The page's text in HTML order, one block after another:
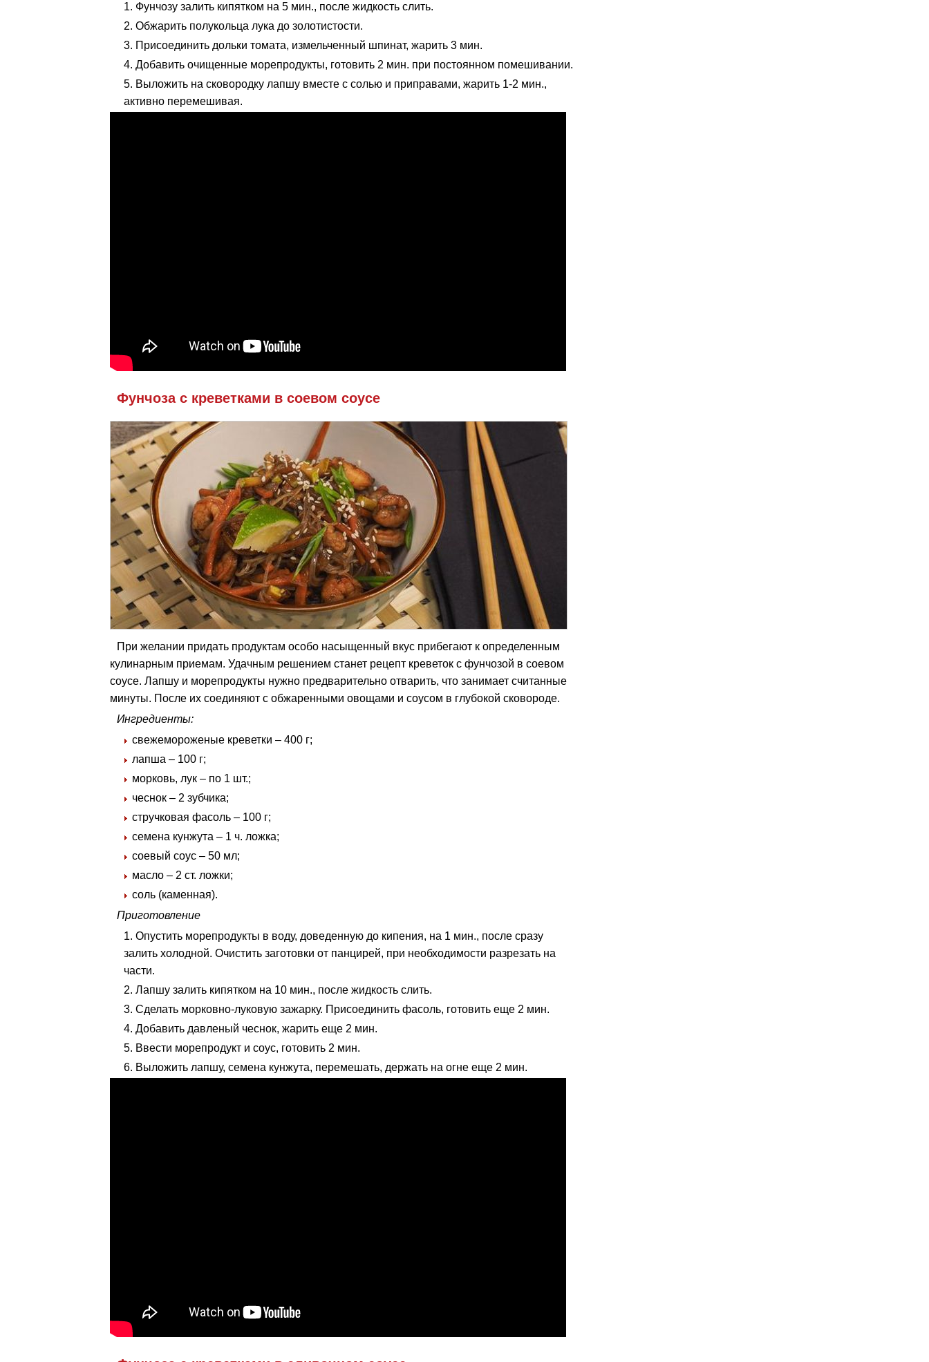
Фунчозу залить кипятком на 5 мин., после жидкость слить.
Обжарить полукольца лука до золотистости.
Присоединить дольки томата, измельченный шпинат, жарить 3 мин.
Добавить очищенные морепродукты, готовить 2 мин. при постоянном помешивании.
Выложить на сковородку лапшу вместе с солью и приправами, жарить 1-2 мин.,
активно перемешивая.
Фунчоза с креветками в соевом соусе
При желании придать продуктам особо насыщенный вкус прибегают к определенным
кулинарным приемам. Удачным решением станет рецепт креветок с фунчозой в соевом
соусе. Лапшу и морепродукты нужно предварительно отварить, что занимает считанные
минуты. После их соединяют с обжаренными овощами и соусом в глубокой сковороде.
Ингредиенты:
свежемороженые креветки – 400 г;
лапша – 100 г;
морковь, лук – по 1 шт.;
чеснок – 2 зубчика;
стручковая фасоль – 100 г;
семена кунжута – 1 ч. ложка;
соевый соус – 50 мл;
масло – 2 ст. ложки;
соль (каменная).
Приготовление
Опустить морепродукты в воду, доведенную до кипения, на 1 мин., после сразу
залить холодной. Очистить заготовки от панцирей, при необходимости разрезать на
части.
Лапшу залить кипятком на 10 мин., после жидкость слить.
Сделать морковно-луковую зажарку. Присоединить фасоль, готовить еще 2 мин.
Добавить давленый чеснок, жарить еще 2 мин.
Ввести морепродукт и соус, готовить 2 мин.
Выложить лапшу, семена кунжута, перемешать, держать на огне еще 2 мин.